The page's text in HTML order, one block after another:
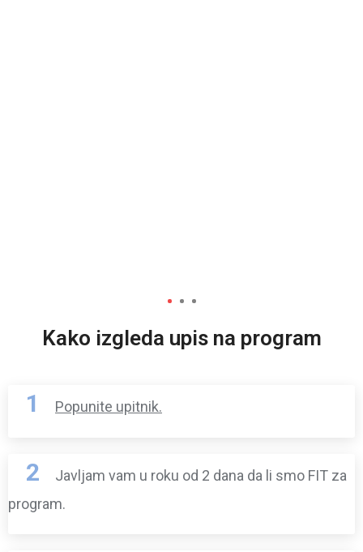
Kako izgleda upis na program
1 Popunite upitnik.
2
Javljam vam u roku od 2 dana da li smo FIT za
program.